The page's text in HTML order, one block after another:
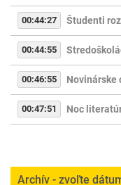
00:44:27 Študenti
00:44:55
00:46:55 Novinárske
00:47:51 Noc
Archív - zvoľte